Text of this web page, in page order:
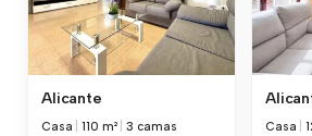
Alicante
Casa |110 m² |3 camas Casa |